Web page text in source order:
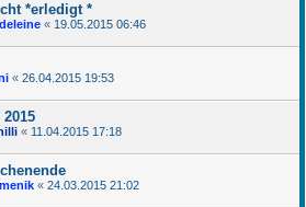
*erledigt *
« 19.05.2015 06:46
« 26.04.2015 19:53
« 11.04.2015 17:18
« 24.03.2015 21:02